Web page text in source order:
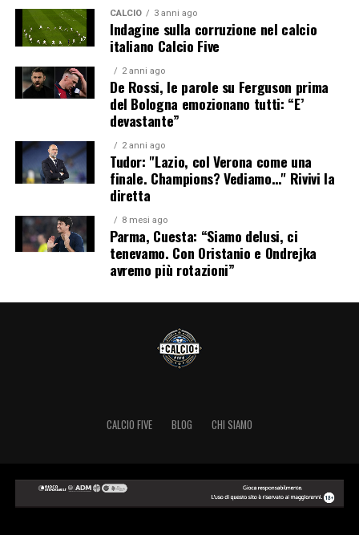
CALCIO 3 anni ago
Indagine sulla corruzione nel calcio
italiano Calcio Five
2 anni ago
De Rossi, le parole su Ferguson prima
del Bologna emozionano tutti: “E’
devastante”
2 anni ago
Tudor: "Lazio, col Verona come una
finale. Champions? Vediamo…" Rivivi la
diretta
8 mesi ago
Parma, Cuesta: “Siamo delusi, ci
tenevamo. Con Oristanio e Ondrejka
avremo più rotazioni”
CALCIO FIVE BLOG CHI SIAMO